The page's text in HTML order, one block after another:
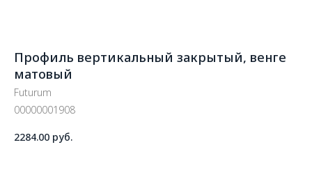
Профиль вертикальный закрытый, венге
матовый
Futurum
00000001908
2284.00 руб.